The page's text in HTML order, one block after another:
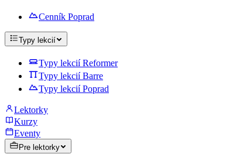
Cenník Poprad
Typy lekcií
Typy lekcií Reformer
Typy lekcií Barre
Typy lekcií Poprad
Lektorky
Kurzy
Eventy
Pre lektorky